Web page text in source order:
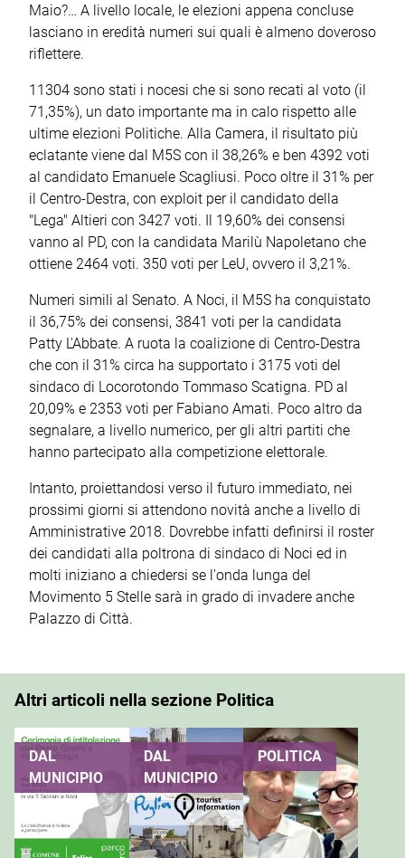
Maio?… A livello locale, le elezioni appena concluse
lasciano in eredità numeri sui quali è almeno doveroso
riflettere.
11304 sono stati i nocesi che si sono recati al voto (il
71,35%), un dato importante ma in calo rispetto alle
ultime elezioni Politiche. Alla Camera, il risultato più
eclatante viene dal M5S con il 38,26% e ben 4392 voti
al candidato Emanuele Scagliusi. Poco oltre il 31% per
il Centro-Destra, con exploit per il candidato della
"Lega" Altieri con 3427 voti. Il 19,60% dei consensi
vanno al PD, con la candidata Marilù Napoletano che
ottiene 2464 voti. 350 voti per LeU, ovvero il 3,21%.
Numeri simili al Senato. A Noci, il M5S ha conquistato
il 36,75% dei consensi, 3841 voti per la candidata
Patty L'Abbate. A ruota la coalizione di Centro-Destra
che con il 31% circa ha supportato i 3175 voti del
sindaco di Locorotondo Tommaso Scatigna. PD al
20,09% e 2353 voti per Fabiano Amati. Poco altro da
segnalare, a livello numerico, per gli altri partiti che
hanno partecipato alla competizione elettorale.
Intanto, proiettandosi verso il futuro immediato, nei
prossimi giorni si attendono novità anche a livello di
Amministrative 2018. Dovrebbe infatti definirsi il roster
dei candidati alla poltrona di sindaco di Noci ed in
molti iniziano a chiedersi se l'onda lunga del
Movimento 5 Stelle sarà in grado di invadere anche
Palazzo di Città.
Altri articoli nella sezione Politica
DAL
MUNICIPIO
DAL
MUNICIPIO
POLITICA